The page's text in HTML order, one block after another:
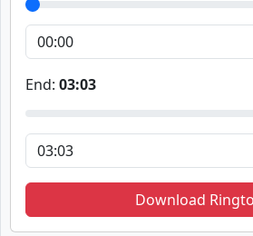
End: 03:03
Download